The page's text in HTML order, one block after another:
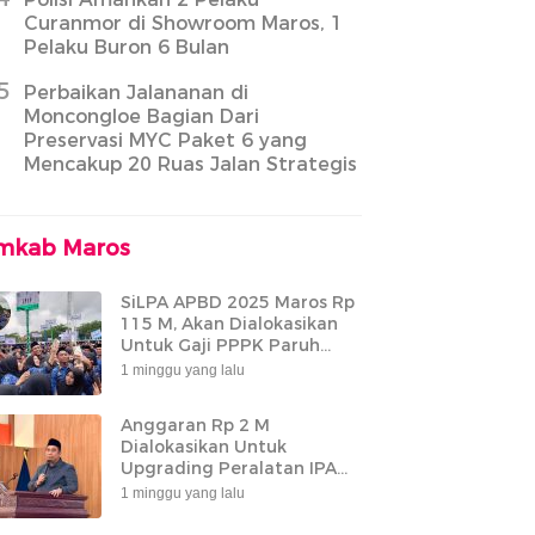
Curanmor di Showroom Maros, 1
Pelaku Buron 6 Bulan
Perbaikan Jalananan di
Moncongloe Bagian Dari
Preservasi MYC Paket 6 yang
Mencakup 20 Ruas Jalan Strategis
Maros
SiLPA APBD 2025 Maros Rp
115 M, Akan Dialokasikan
Untuk Gaji PPPK Paruh
Waktu
1 minggu yang lalu
Anggaran Rp 2 M
Dialokasikan Untuk
Upgrading Peralatan IPA
Bantimurung
1 minggu yang lalu